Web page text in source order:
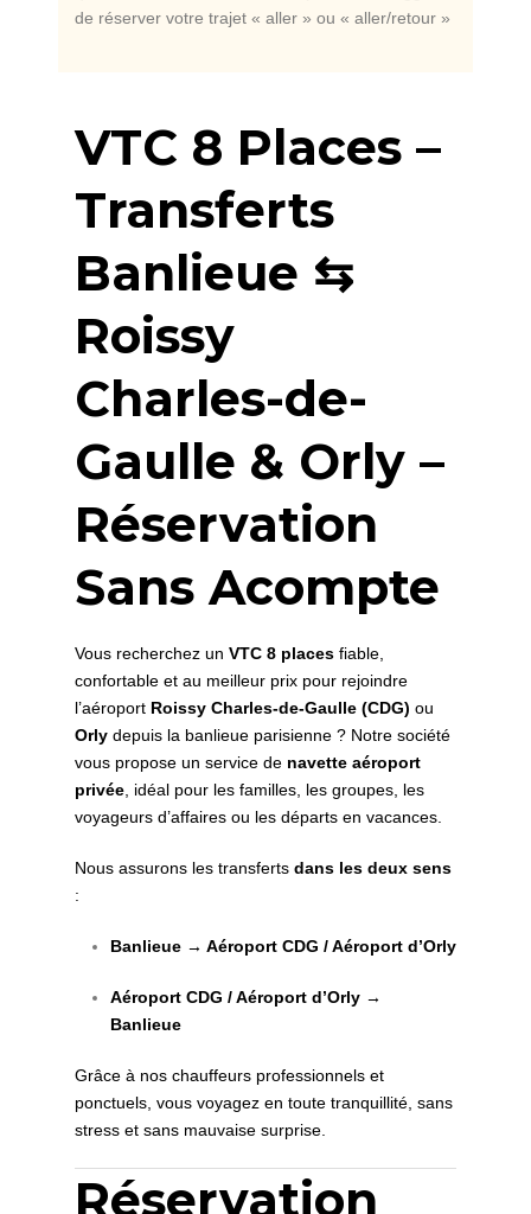
de réserver votre trajet « aller » ou « aller/retour »
VTC 8 Places –
Transferts
Banlieue ⇆
Roissy
Charles-de-
Gaulle & Orly –
Réservation
Sans Acompte
Vous recherchez un VTC 8 places fiable,
confortable et au meilleur prix pour rejoindre
l’aéroport Roissy Charles-de-Gaulle (CDG) ou
Orly depuis la banlieue parisienne ? Notre société
vous propose un service de navette aéroport
privée , idéal pour les familles, les groupes, les
voyageurs d’affaires ou les départs en vacances.
Nous assurons les transferts dans les deux sens
:
Banlieue → Aéroport CDG / Aéroport d’Orly
Aéroport CDG / Aéroport d’Orly →
Banlieue
Grâce à nos chauffeurs professionnels et
ponctuels, vous voyagez en toute tranquillité, sans
stress et sans mauvaise surprise.
Réservation